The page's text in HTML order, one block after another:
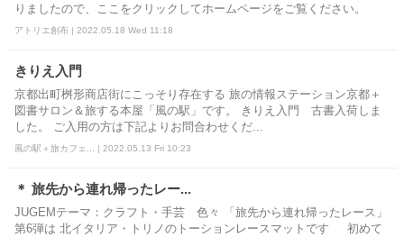
りましたので、ここをクリックしてホームページをご覧ください。
アトリエ創布 | 2022.05.18 Wed 11:18
きりえ入門
京都出町桝形商店街にこっそり存在する 旅の情報ステーション京都＋
図書サロン＆旅する本屋「風の駅」です。 きりえ入門 古書入荷しま
した。 ご入用の方は下記よりお問合わせくだ...
風の駅＋旅カフェ... | 2022.05.13 Fri 10:23
＊ 旅先から連れ帰ったレー...
JUGEMテーマ：クラフト・手芸 色々 「旅先から連れ帰ったレース」
第6弾は 北イタリア・トリノのトーションレースマットです 初めて